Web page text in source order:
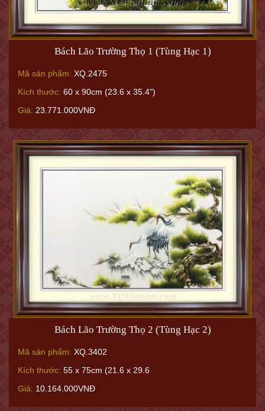
Bách Lão Trường Thọ 1 (Tùng Hạc 1)
Mã sản phẩm: XQ.2475
Kích thước: 60 x 90cm (23.6 x 35.4")
Giá: 23.771.000VNĐ
Bách Lão Trường Thọ 2 (Tùng Hạc 2)
Mã sản phẩm: XQ.3402
Kích thước: 55 x 75cm (21.6 x 29.6
Giá: 10.164.000VNĐ